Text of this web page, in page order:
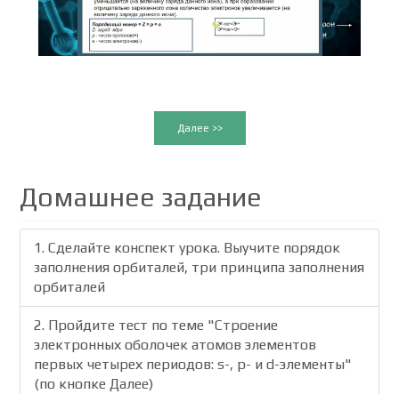
Далее >>
Домашнее задание
1. Cделайте конспект урока. Выучите порядок
заполнения орбиталей, три принципа заполнения
орбиталей
2. Пройдите тест по теме "Строение
электронных оболочек атомов элементов
первых четырех периодов: s-, p- и d-элементы"
(по кнопке Далее)